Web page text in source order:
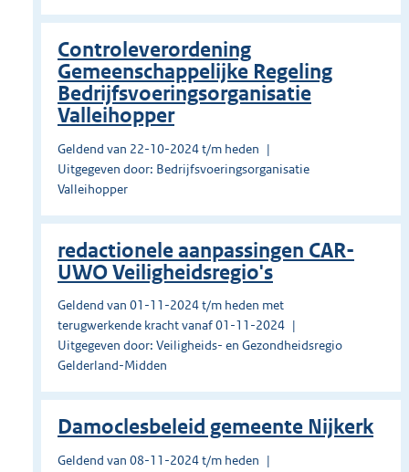
Controleverordening
Gemeenschappelijke Regeling
Bedrijfsvoeringsorganisatie
Valleihopper
Geldend van 22-10-2024 t/m heden
Uitgegeven door: Bedrijfsvoeringsorganisatie
Valleihopper
redactionele aanpassingen CAR-
UWO Veiligheidsregio's
Geldend van 01-11-2024 t/m heden met
terugwerkende kracht vanaf 01-11-2024
Uitgegeven door: Veiligheids- en Gezondheidsregio
Gelderland-Midden
Damoclesbeleid gemeente Nijkerk
Geldend van 08-11-2024 t/m heden